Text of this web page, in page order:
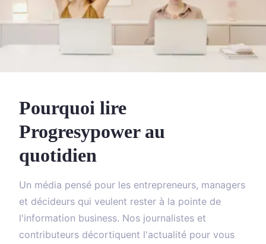
Pourquoi lire
Progresypower au
quotidien
Un média pensé pour les entrepreneurs, managers
et décideurs qui veulent rester à la pointe de
l'information business. Nos journalistes et
contributeurs décortiquent l'actualité pour vous